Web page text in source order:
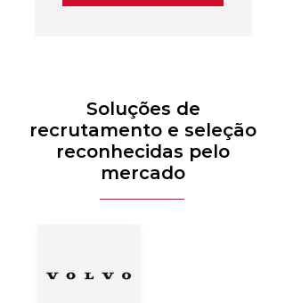
Soluções de
recrutamento e seleção
reconhecidas pelo
mercado